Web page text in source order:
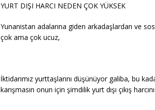
YURT DIŞI HARCI NEDEN ÇOK YÜKSEK
Yunanistan adalarına giden arkadaşlardan ve
çok ama çok ucuz,
İktidarımız yurttaşlarını düşünüyor galiba, bu
karışmasın onun için şimdilik yurt dışı çıkış